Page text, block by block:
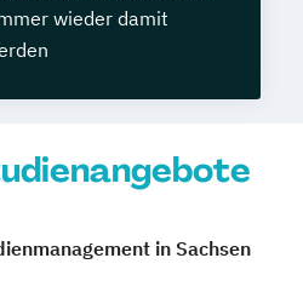
wieder damit
in Sachsen